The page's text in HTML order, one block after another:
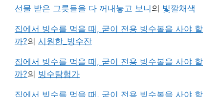
선물 받은 그릇들을 다 꺼내놓고 보니의 빛깔채색
집에서 빙수를 먹을 때, 굳이 전용 빙수볼을 사야 할
까?의 시원한_빙수잔
집에서 빙수를 먹을 때, 굳이 전용 빙수볼을 사야 할
까?의 빙수탐험가
집에서 빙수를 먹을 때, 굳이 전용 빙수볼을 사야 할